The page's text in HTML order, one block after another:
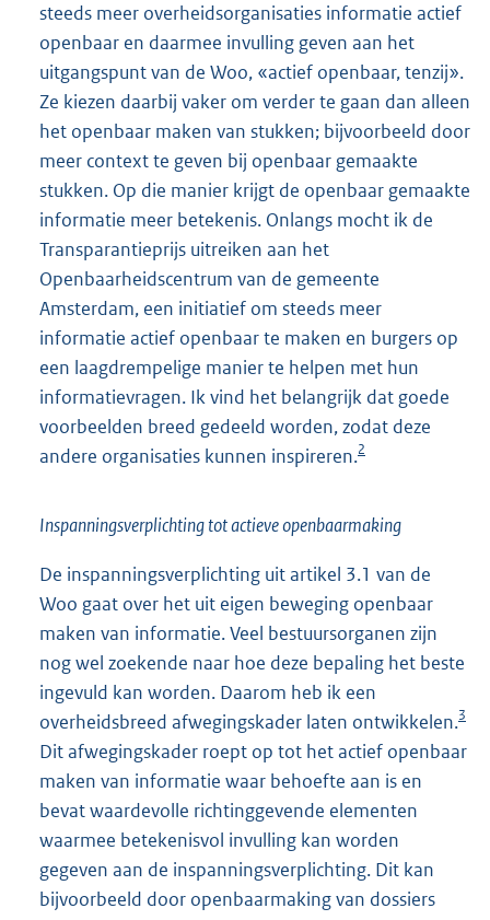
steeds meer overheidsorganisaties informatie actief
openbaar en daarmee invulling geven aan het
uitgangspunt van de Woo, «actief openbaar, tenzij».
Ze kiezen daarbij vaker om verder te gaan dan alleen
het openbaar maken van stukken; bijvoorbeeld door
meer context te geven bij openbaar gemaakte
stukken. Op die manier krijgt de openbaar gemaakte
informatie meer betekenis. Onlangs mocht ik de
Transparantieprijs uitreiken aan het
Openbaarheidscentrum van de gemeente
Amsterdam, een initiatief om steeds meer
informatie actief openbaar te maken en burgers op
een laagdrempelige manier te helpen met hun
informatievragen. Ik vind het belangrijk dat goede
voorbeelden breed gedeeld worden, zodat deze
andere organisaties kunnen inspireren.2
Inspanningsverplichting tot actieve openbaarmaking
De inspanningsverplichting uit artikel 3.1 van de
Woo gaat over het uit eigen beweging openbaar
maken van informatie. Veel bestuursorganen zijn
nog wel zoekende naar hoe deze bepaling het beste
ingevuld kan worden. Daarom heb ik een
overheidsbreed afwegingskader laten ontwikkelen.3
Dit afwegingskader roept op tot het actief openbaar
maken van informatie waar behoefte aan is en
bevat waardevolle richtinggevende elementen
waarmee betekenisvol invulling kan worden
gegeven aan de inspanningsverplichting. Dit kan
bijvoorbeeld door openbaarmaking van dossiers